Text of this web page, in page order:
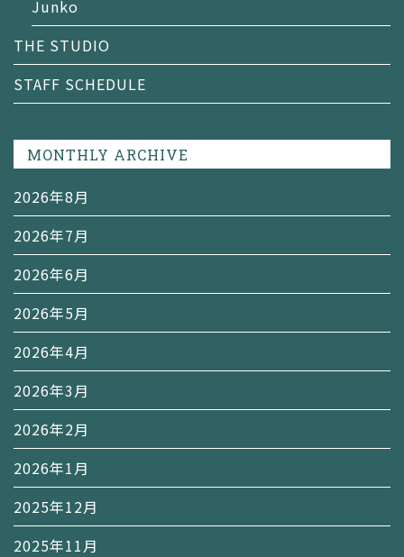
Junko
THE STUDIO
STAFF SCHEDULE
MONTHLY ARCHIVE
2026年8月
2026年7月
2026年6月
2026年5月
2026年4月
2026年3月
2026年2月
2026年1月
2025年12月
2025年11月